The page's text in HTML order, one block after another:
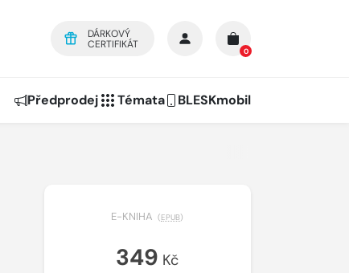
DÁRKOVÝ
CERTIFIKÁT
0
Předprodej Témata BLESKmobil
E-KNIHA (EPUB)
349 Kč